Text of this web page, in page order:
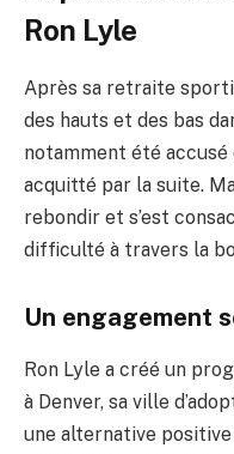
Ron Lyle
Après sa retraite
des hauts et des bas
notamment été accusé
acquitté par la suite.
rebondir et s’est
difficulté à travers la
Un engagement
Ron Lyle a créé un
à Denver, sa ville
une alternative